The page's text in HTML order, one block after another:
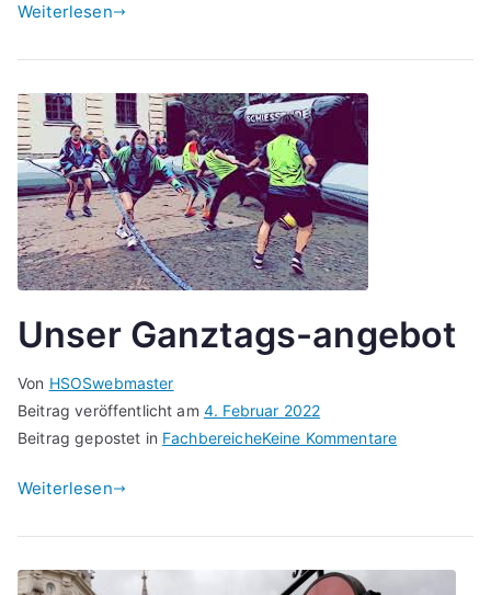
Weiterlesen
Unser Ganztags-angebot
Von HSOSwebmaster
Beitrag veröffentlicht am 4. Februar 2022
Beitrag gepostet in FachbereicheKeine Kommentarezu
Weiterlesen